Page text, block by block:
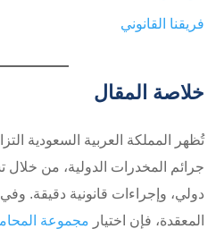
فريقنا القانوني
خلاصة المقال
تُظهر المملكة العربية السعودية
جرائم المخدرات الدولية، من خلال
دولي، وإجراءات قانونية دقيقة. وفي
المعقدة، فإن اختيار مجموعة